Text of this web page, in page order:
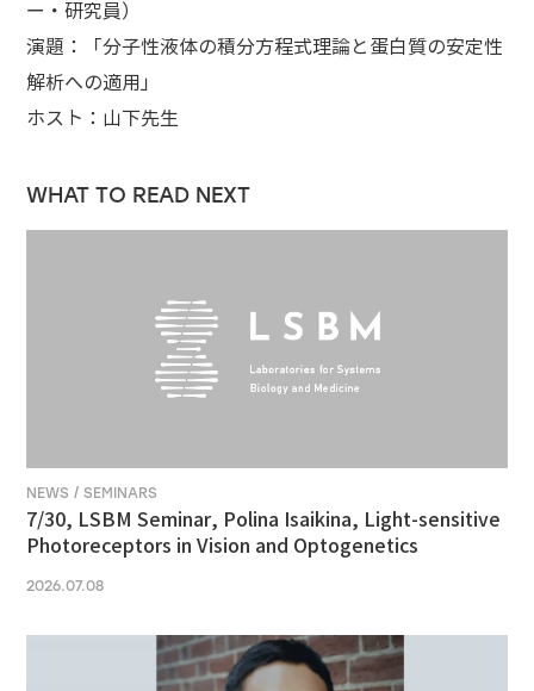
ー・研究員）
演題：「分子性液体の積分方程式理論と蛋白質の安定性
解析への適用」
ホスト：山下先生
WHAT TO READ NEXT
NEWS / SEMINARS
7/30, LSBM Seminar, Polina Isaikina, Light-sensitive
Photoreceptors in Vision and Optogenetics
2026.07.08